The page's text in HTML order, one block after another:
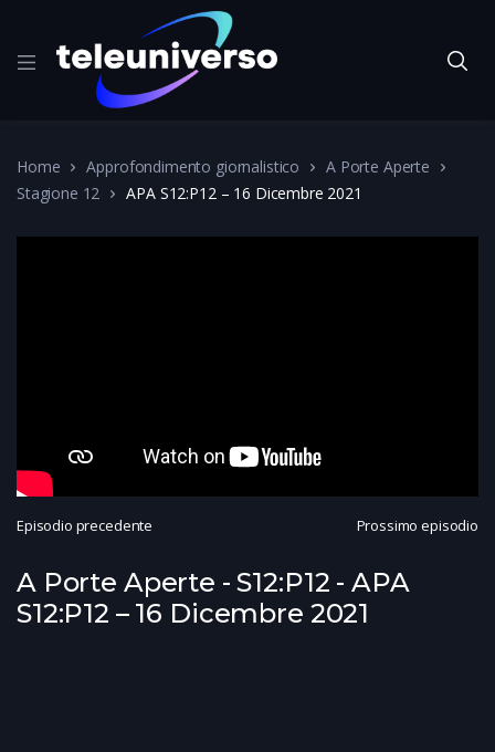
Home Approfondimento giornalistico
A Porte Aperte
Stagione 12
APA S12:P12 – 16 Dicembre 2021
Episodio precedente Prossimo episodio
A Porte Aperte - S12:P12 - APA
S12:P12 – 16 Dicembre 2021